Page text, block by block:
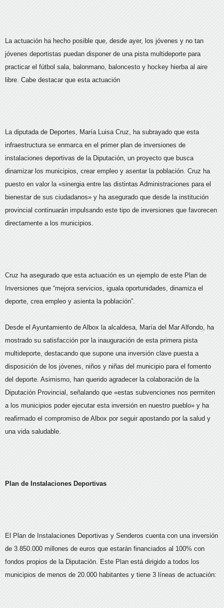
La actuación ha hecho posible que, desde ayer, los jóvenes y no tan
jóvenes deportistas puedan disponer de una pista multideporte para
practicar el fútbol sala, balonmano, baloncesto y hockey hierba al aire
libre. Cabe destacar que esta actuación
La diputada de Deportes, María Luisa Cruz, ha subrayado que esta
infraestructura se enmarca en el primer plan de inversiones de
instalaciones deportivas de la Diputación, un proyecto que busca
dinamizar los municipios, crear empleo y asentar la población. Cruz ha
puesto en valor la «sinergia entre las distintas Administraciones para el
bienestar de sus ciudadanos» y ha asegurado que desde la institución
provincial continuarán impulsando este tipo de inversiones que favorecen
directamente a los municipios.
Cruz ha asegurado que esta actuación es un ejemplo de este Plan de
Inversiones que “mejora servicios, iguala oportunidades, dinamiza el
deporte, crea empleo y asienta la población”.
Desde el Ayuntamiento de Albox la alcaldesa, María del Mar Alfondo, ha
mostrado su satisfacción por la inauguración de esta primera pista
multideporte, destacando que supone una inversión clave puesta a
disposición de los jóvenes, niños y niñas del municipio para el fomento
del deporte. Asimismo, han querido agradecer la colaboración de la
Diputación Provincial, señalando que «estas subvenciones nos permiten
a los municipios poder ejecutar esta inversión en nuestro pueblo» y ha
reafirmado el compromiso de Albox por seguir apostando por la salud y
una vida saludable.
Plan de Instalaciones Deportivas
El Plan de Instalaciones Deportivas y Senderos cuenta con una inversión
de 3.850.000 millones de euros que estarán financiados al 100% con
fondos propios de la Diputación. Este Plan está dirigido a todos los
municipios de menos de 20.000 habitantes y tiene 3 líneas de actuación: